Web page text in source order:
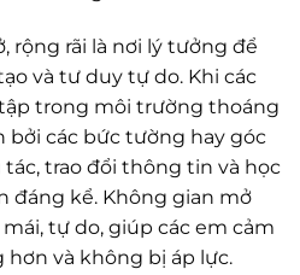
rộng rãi là nơi lý tưởng để
và tư duy tự do. Khi các
trong môi trường thoáng
bởi các bức tường hay góc
trao đổi thông tin và học
đáng kể. Không gian mở
tự do, giúp các em cảm
và không bị áp lực.